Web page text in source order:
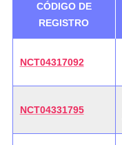
CÓDIGO DE
REGISTRO
NCT04317092
NCT04331795